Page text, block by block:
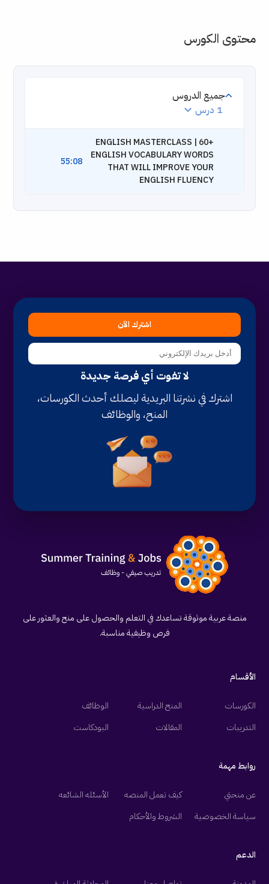
محتوى الكورس
جميع الدروس
1 درس
55:08
ENGLISH MASTERCLASS | 60+
ENGLISH VOCABULARY WORDS
THAT WILL IMPROVE YOUR
ENGLISH FLUENCY
اشترك الآن
لا تفوت أي فرصة جديدة
اشترك في نشرتنا البريدية ليصلك أحدث الكورسات،
المنح، والوظائف
منصة عربية موثوقة تساعدك في التعلم والحصول على منح والعثور على
فرص وظيفية مناسبة.
الأقسام
الكورسات المنح الدراسية
الوظائف
التدريبات
المقالات البودكاست
روابط مهمة
عن منحتي كيف تعمل المنصه
الأسئله الشائعه
سياسة الخصوصية
الشروط والأحكام
الدعم